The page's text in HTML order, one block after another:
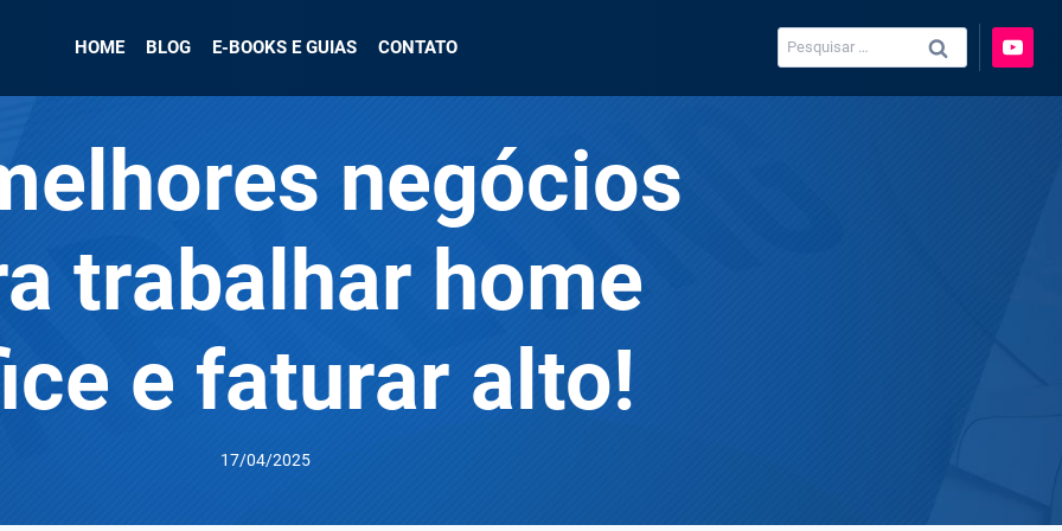
HOME BLOG E-BOOKS E GUIAS CONTATO
Pesquisar
por:
negócios
trabalhar home
e faturar alto!
17/04/2025